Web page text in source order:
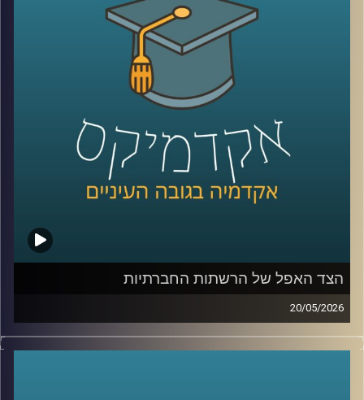
בינה מלאכותית כבר לא נמצאת רק במעבדות או במחקרים, היא
נכנסת אל תוך חדרי הטיפול, אל תוך רגעים של חוסר ודאות,
ולעיתים גם אל תוך ההחלטות הכי קריטיות שיש.
האם זה הופך את הרפואה למדויקת יותר, או דווקא משנה את
האופן שבו רופאים חושבים, שוקלים ומחליטים?
כדי להבין איך השינוי הזה נראה מבפנים, דווקא באחד
התחומים הכי רגישים ומורכבים ברפואה, עולם הלידות, נמצאת
איתנו היום פרופ’ אסנת ולפיש, מנהלת בית החולים לנשים
בבילינסון ומשנה לדיקן בית הספר לרפואה באוניברסיטת
שנמצאת בחזית של שילוב טכנולוגיות מתקדמות ברפואה לצד
עבודה קלינית יומיומית בקבלת החלטות בזמן אמת.
קרדיט תמונות:AudioVersity
הצד האפל של הרשתות החברתיות
20/05/2026
בשנים האחרונות, הרשתות החברתיות הפכו מפלטפורמה
שמקשרת בין אנשים בעיקר לדבר מרכזי בחיי רוב האנשים,